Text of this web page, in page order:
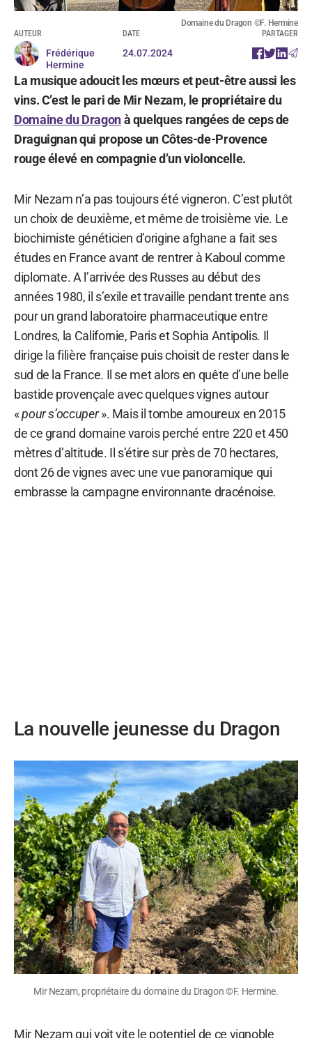
Domaine du Dragon ©F. Hermine
AUTEUR
Frédérique
Hermine
DATE
24.07.2024
PARTAGER
La musique adoucit les mœurs et peut-être aussi les
vins. C’est le pari de Mir Nezam, le propriétaire du
Domaine du Dragonà quelques rangées de ceps de
Draguignan qui propose un Côtes-de-Provence
rouge élevé en compagnie d’un violoncelle.
Mir Nezam n’a pas toujours été vigneron. C’est plutôt
un choix de deuxième, et même de troisième vie. Le
biochimiste généticien d’origine afghane a fait ses
études en France avant de rentrer à Kaboul comme
diplomate. A l’arrivée des Russes au début des
années 1980, il s’exile et travaille pendant trente ans
pour un grand laboratoire pharmaceutique entre
Londres, la Californie, Paris et Sophia Antipolis. Il
dirige la filière française puis choisit de rester dans le
sud de la France. Il se met alors en quête d’une belle
bastide provençale avec quelques vignes autour
«pour s’occuper». Mais il tombe amoureux en 2015
de ce grand domaine varois perché entre 220 et 450
mètres d’altitude. Il s’étire sur près de 70 hectares,
dont 26 de vignes avec une vue panoramique qui
embrasse la campagne environnante dracénoise.
La nouvelle jeunesse du Dragon
Mir Nezam, propriétaire du domaine du Dragon ©F. Hermine.
Mir Nezam qui voit vite le potentiel de ce vignoble